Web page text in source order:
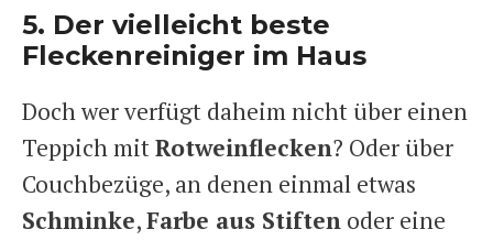
5. Der vielleicht beste
Fleckenreiniger im Haus
Doch wer verfügt daheim nicht über einen
Teppich mitRotweinflecken? Oder über
Couchbezüge, an denen einmal etwas
Schminke,Farbe aus Stiften oder eine